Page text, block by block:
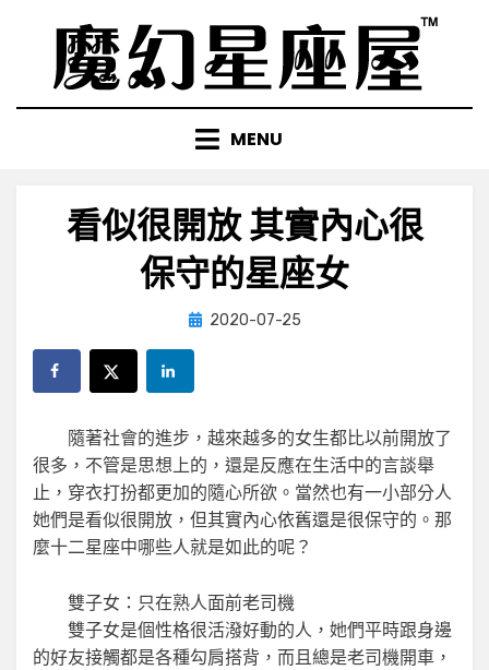
content
MENU
看似很開放 其實內心很
保守的星座女
by小編
Posted
2020-07-25
隨著社會的進步，越來越多的女生都比以前開放了
很多，不管是思想上的，還是反應在生活中的言談舉
止，穿衣打扮都更加的隨心所欲。當然也有一小部分人
她們是看似很開放，但其實內心依舊還是很保守的。那
麼十二星座中哪些人就是如此的呢？
雙子女：只在熟人面前老司機
雙子女是個性格很活潑好動的人，她們平時跟身邊
的好友接觸都是各種勾肩搭背，而且總是老司機開車，